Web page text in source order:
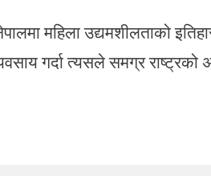
महिला उद्यमशीलताको इतिहास
गर्दा त्यसले समग्र राष्ट्रको